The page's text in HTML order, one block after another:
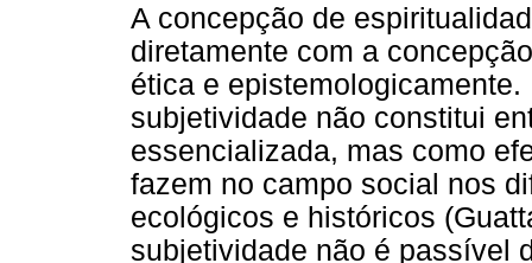
A concepção de
diretamente com a
ética e
subjetividade não constitui
essencializada, mas como
fazem no campo social nos
ecológicos e históricos
subjetividade não é passível